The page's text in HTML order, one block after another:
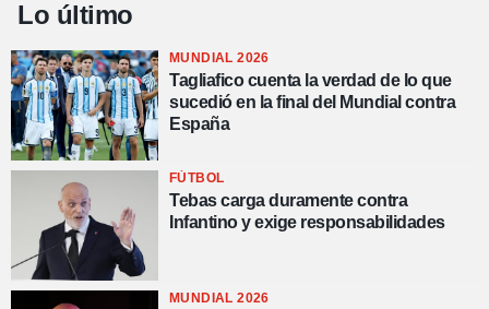
Lo último
MUNDIAL 2026
Tagliafico cuenta la verdad de lo que
sucedió en la final del Mundial contra
España
FÚTBOL
Tebas carga duramente contra
Infantino y exige responsabilidades
MUNDIAL 2026